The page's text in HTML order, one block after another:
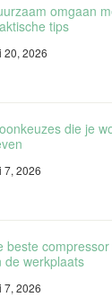
omgaan
tips
20, 2026
die je
7, 2026
beste
de werkplaats
7, 2026